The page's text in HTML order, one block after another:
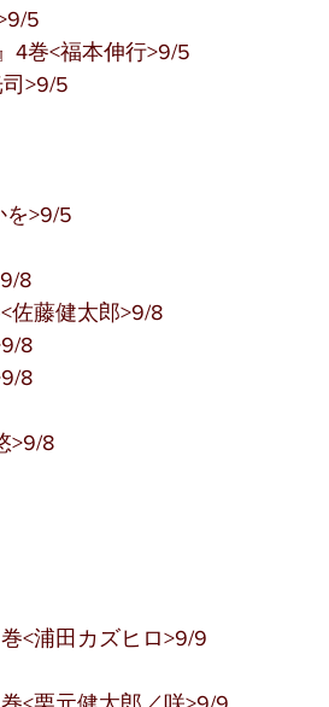
5
4巻<福本伸行>9/5
>9/5
を>9/5
8
佐藤健太郎>9/8
8
8
>9/8
<浦田カズヒロ>9/9